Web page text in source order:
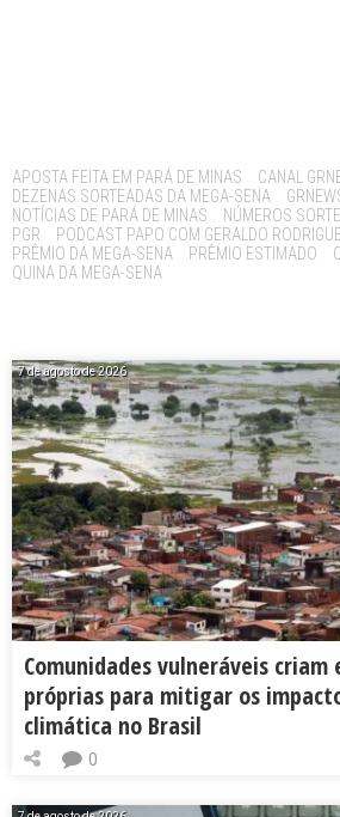
Tags:
APOSTA FEITA EM PARÁ DE MINAS
CANAL
DEZENAS SORTEADAS DA MEGA-SENA
NOTÍCIAS DE PARÁ DE MINAS
NÚMEROS
PGR
PODCAST PAPO COM GERALDO
PRÊMIO DA MEGA-SENA
PRÊMIO ESTIMADO
QUINA DA MEGA-SENA
7 de agosto de 2026
Comunidades vulneráveis
próprias para mitigar os
climática no Brasil
0